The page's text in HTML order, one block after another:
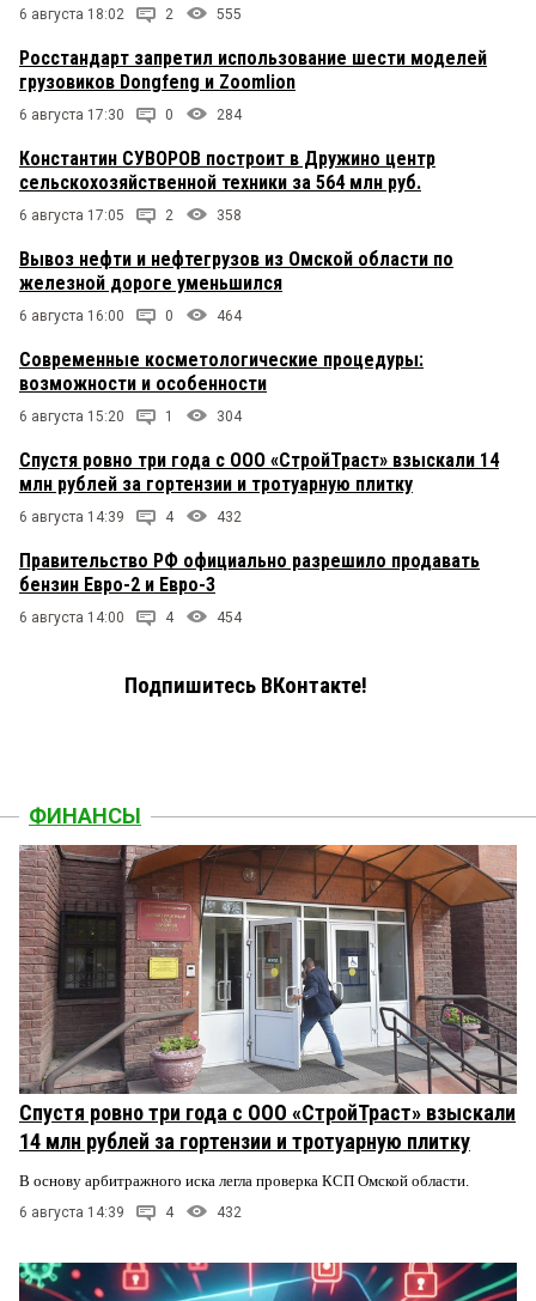
6 августа 18:02 2 555
Росстандарт запретил использование шести моделей
грузовиков Dongfeng и Zoomlion
6 августа 17:30 0 284
Константин СУВОРОВ построит в Дружино центр
сельскохозяйственной техники за 564 млн руб.
6 августа 17:05 2 358
Вывоз нефти и нефтегрузов из Омской области по
железной дороге уменьшился
6 августа 16:00 0 464
Современные косметологические процедуры:
возможности и особенности
6 августа 15:20 1 304
Спустя ровно три года с ООО «СтройТраст» взыскали 14
млн рублей за гортензии и тротуарную плитку
6 августа 14:39 4 432
Правительство РФ официально разрешило продавать
бензин Евро-2 и Евро-3
6 августа 14:00 4 454
Подпишитесь ВКонтакте!
ФИНАНСЫ
Спустя ровно три года с ООО «СтройТраст» взыскали
14 млн рублей за гортензии и тротуарную плитку
В основу арбитражного иска легла проверка КСП Омской области.
6 августа 14:39 4 432